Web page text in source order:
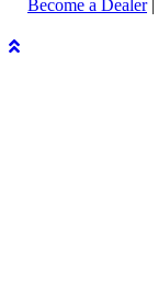
Become a Dealer|